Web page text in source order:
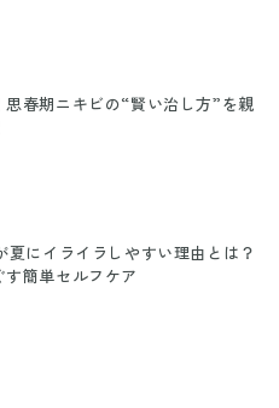
春期ニキビの“賢い治し方”を親
夏にイライラしやすい理由とは？
簡単セルフケア